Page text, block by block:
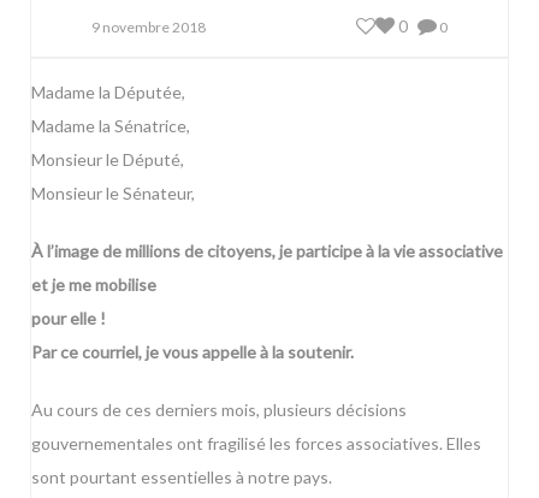
9 novembre 2018 0
0
Madame la Députée,
Madame la Sénatrice,
Monsieur le Député,
Monsieur le Sénateur,
À l’image de millions de citoyens, je participe à la vie associative
et je me mobilise
pour elle !
Par ce courriel, je vous appelle à la soutenir.
Au cours de ces derniers mois, plusieurs décisions
gouvernementales ont fragilisé les forces associatives. Elles
sont pourtant essentielles à notre pays.